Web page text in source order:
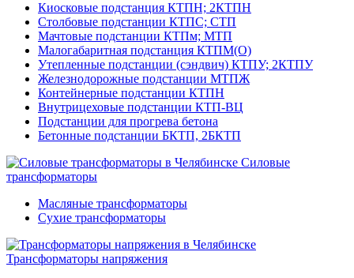
Киосковые подстанция КТПН; 2КТПН
Столбовые подстанции КТПС; СТП
Мачтовые подстанции КТПм; МТП
Малогабаритная подстанция КТПМ(О)
Утепленные подстанции (сэндвич) КТПУ; 2КТПУ
Железнодорожные подстанции МТПЖ
Контейнерные подстанции КТПН
Внутрицеховые подстанции КТП-ВЦ
Подстанции для прогрева бетона
Бетонные подстанции БКТП, 2БКТП
Силовые
трансформаторы
Масляные трансформаторы
Сухие трансформаторы
Трансформаторы напряжения